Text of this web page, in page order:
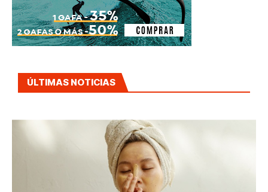
ÚLTIMAS NOTICIAS